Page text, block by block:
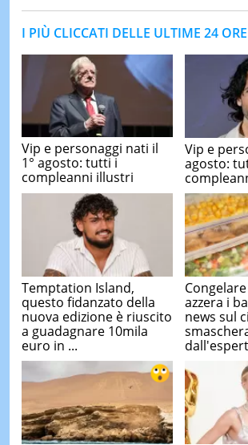
I PIÙ CLICCATI DELLE ULTIME 24 ORE
Vip e personaggi nati il
1° agosto: tutti i
compleanni illustri
Vip e
agosto:
Temptation Island,
questo fidanzato della
nuova edizione è riuscito
a guadagnare 10mila
euro in ...
azzera i
news sul